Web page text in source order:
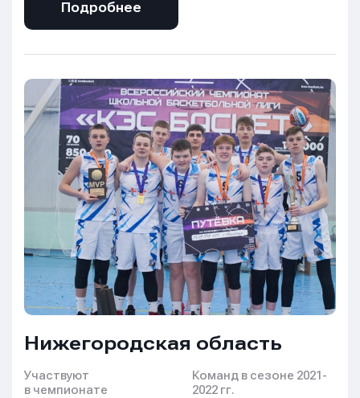
Подробнее
Нижегородская область
Участвуют
в чемпионате
Команд в сезоне 2021-
2022 гг.